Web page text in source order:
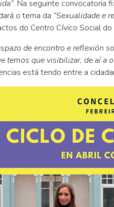
. Na seguinte convocatoria
o tema da “Sexualidade e
do Centro Cívico Social
de encontro e reflexión
temos que visibilizar, de aí a
está tendo entre a